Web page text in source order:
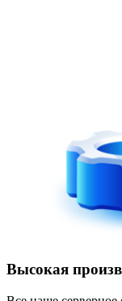
Высокая